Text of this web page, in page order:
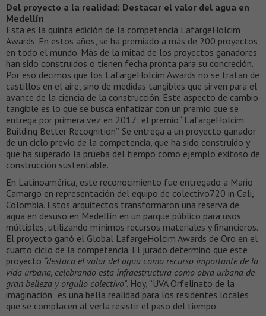
Del proyecto a la realidad: Destacar el valor del agua en
Medellín
Esta es la quinta edición de la competencia LafargeHolcim
Awards. En estos años, se ha premiado a más de 200 proyectos
en todo el mundo. Más de la mitad de los proyectos ganadores
han sido construidos o tienen fecha pronta para su concreción.
Por eso decimos que los LafargeHolcim Awards no se tratan de
castillos en el aire, sino de medidas tangibles que sirven para el
avance de la ciencia de la construcción. Este aspecto de cambio
tangible es lo que se busca enfatizar con un premio que se
entrega por primera vez en 2017: el premio “LafargeHolcim
Building Better Recognition”. Se entrega a un proyecto ganador
de un ciclo previo de la competencia, que ha sido construido y
que ha superado la prueba del tiempo como ejemplo exitoso de
construcción sustentable.
En Latinoamérica, este reconocimiento fue entregado a Mario
Camargo en representación del equipo de colectivo720 in Cali,
Colombia. Estos arquitectos transformaron una reserva de
agua en desuso en Medellín en un parque público para usos
múltiples, utilizando mínimos recursos materiales y financieros.
El proyecto ganó el Global LafargeHolcim Awards de Oro en el
cuarto ciclo de la competencia. El jurado determinó que este
proyecto “destaca el valor del agua como recurso importante de la
vida urbana, celebrando esta infraestructura como obra urbana de
gran belleza y orgullo colectivo”. Hoy, “UVA Orfelinato de la
imaginación” es una bella realidad para los residentes locales
que se complacen al verla resistir el paso del tiempo.